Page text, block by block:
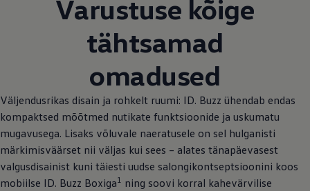
Varustuse kõige
tähtsamad
omadused
Väljendusrikas disain ja rohkelt ruumi: ID. Buzz ühendab endas
kompaktsed mõõtmed nutikate funktsioonide ja uskumatu
mugavusega. Lisaks võluvale naeratusele on sel hulganisti
märkimisväärset nii väljas kui sees – alates tänapäevasest
valgusdisainist kuni täiesti uudse salongikontseptsioonini koos
mobiilse ID. Buzz Boxiga1 ning soovi korral kahevärvilise